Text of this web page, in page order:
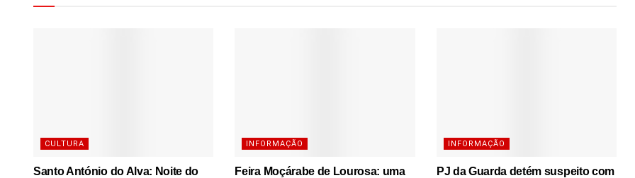
CULTURA
Santo António do Alva: Noite do
INFORMAÇÃO
Feira Moçárabe de Lourosa: uma
INFORMAÇÃO
PJ da Guarda detém suspeito com